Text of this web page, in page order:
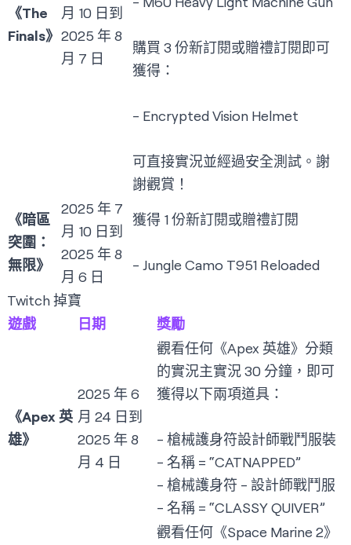
《The
Finals》
月 10 日到
2025 年 8
月 7 日
購買 3 份新訂閱或贈禮訂閱即可
獲得：
- Encrypted Vision Helmet
可直接實況並經過安全測試。謝
謝觀賞！
《暗區
突圍：
無限》
2025 年 7
月 10 日到
2025 年 8
月 6 日
獲得 1 份新訂閱或贈禮訂閱
- Jungle Camo T951 Reloaded
Twitch 掉寶
遊戲
日期 獎勵
《Apex 英
雄》
2025 年 6
月 24 日到
2025 年 8
月 4 日
觀看任何《Apex 英雄》分類
的實況主實況 30 分鐘，即可
獲得以下兩項道具：
- 槍械護身符設計師戰鬥服裝
- 名稱 = “CATNAPPED”
- 槍械護身符 - 設計師戰鬥服
- 名稱 = “CLASSY QUIVER”
觀看任何《Space Marine 2》